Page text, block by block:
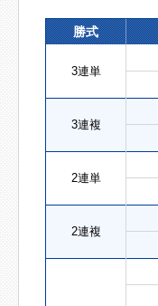
勝式
3連単
3連複
2連単
2連複